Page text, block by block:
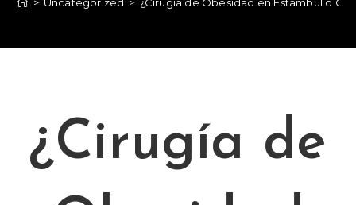
¿Cirugía de